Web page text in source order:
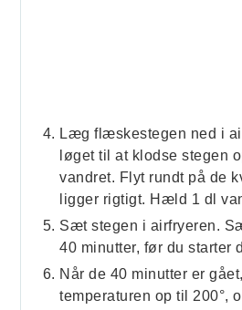
Læg flæskestegen ned i
løget til at klodse stegen
vandret. Flyt rundt på de
ligger rigtigt. Hæld 1 dl
Sæt stegen i airfryeren.
40 minutter, før du starter
Når de 40 minutter er
temperaturen op til 200°,